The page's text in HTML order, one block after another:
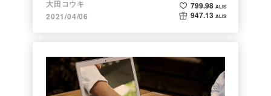
大田コウキ
2021/04/06
799.98 ALIS
947.13 ALIS